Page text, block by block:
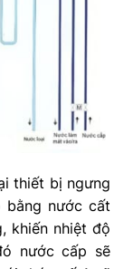
thiết bị ngưng
nước cất
khiến nhiệt độ
nước cấp sẽ